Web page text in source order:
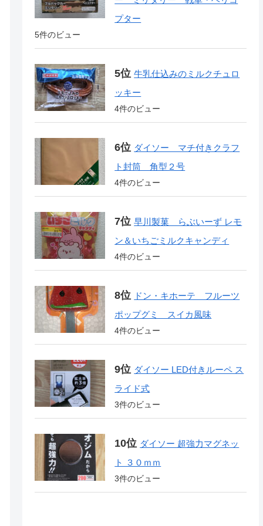
プター
5件のビュー
牛乳仕込みのミルクチュロ
ッキー
4件のビュー
ダイソー マチ付きクラフ
ト封筒 角型２号
4件のビュー
早川製菓 らぶいーず レモ
ン＆いちごミルクキャンディ
4件のビュー
ドン・キホーテ フルーツ
ポップグミ スイカ風味
4件のビュー
ダイソー LED付きルーペ ス
ライド式
3件のビュー
ダイソー 超強力マグネッ
ト ３０ｍｍ
3件のビュー